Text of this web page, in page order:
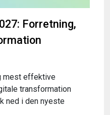
Forretning,
mest effektive
transformation
ned i den nyeste